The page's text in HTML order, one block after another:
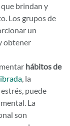
brindan y
Los grupos de
un
obtener
hábitos de
, la
puede
La
son